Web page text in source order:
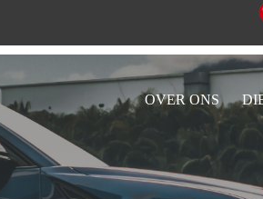
beoordeeld!
OVER ONS